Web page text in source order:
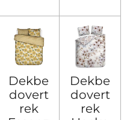
Dekbe
dovert
rek
Dekbe
dovert
rek